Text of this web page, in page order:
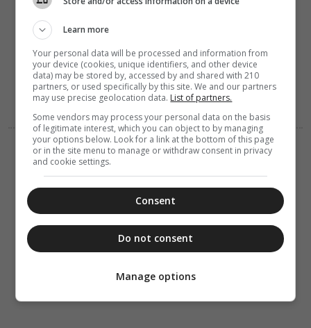
Ανήμερα του
Σωτήρος
μαγειρεύουμε
μπαρμπούνια
μαρινάτα
ΔΙΑΦΟΡΑ
ΕΛΛΑΔΑ
σήμερα, την
“Κιβωτό της
Learn more
Your personal data will be processed and information from
your device (cookies, unique identifiers, and other device
data) may be stored by, accessed by and shared with 210
partners, or used specifically by this site. We and our partners
may use precise geolocation data. List of partners.
Some vendors may process your personal data on the basis
of legitimate interest, which you can object to by managing
your options below. Look for a link at the bottom of this page
or in the site menu to manage or withdraw consent in privacy
and cookie settings.
Consent
Do not consent
Manage options